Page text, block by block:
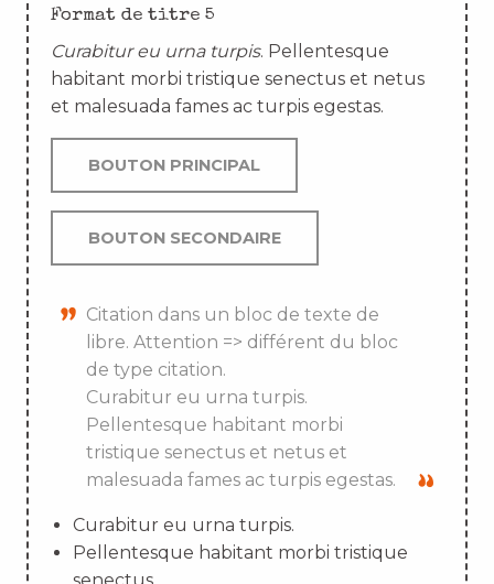
Format de titre 5
Curabitur eu urna turpis. Pellentesque
habitant morbi tristique senectus et netus
et malesuada fames ac turpis egestas.
BOUTON PRINCIPAL
BOUTON SECONDAIRE
Citation dans un bloc de texte de
libre. Attention => différent du bloc
de type citation.
Curabitur eu urna turpis.
Pellentesque habitant morbi
tristique senectus et netus et
malesuada fames ac turpis egestas.
Curabitur eu urna turpis.
Pellentesque habitant morbi tristique